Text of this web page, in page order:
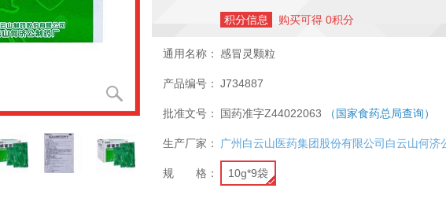
积分信息 购买可得 0积分
通用名称： 感冒灵颗粒
产品编号： J734887
批准文号： 国药准字Z44022063 （国家食药总局查询）
生产厂家： 广州白云山医药集团股份有限公司白云山何济
规 格： 10g*9袋